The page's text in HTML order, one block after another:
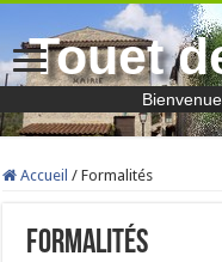
Touet
Accueil / Formalités
Formalités